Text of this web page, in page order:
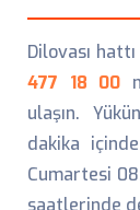
Dilovası
477 18 00
ulaşın.
dakika
Cumartesi
saatlerinde